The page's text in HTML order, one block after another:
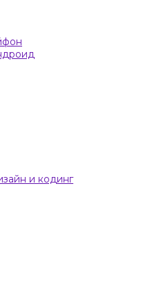
и кодинг